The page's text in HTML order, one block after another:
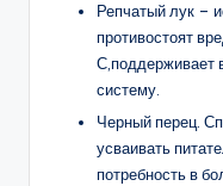
Репчатый лук –
противостоят
С,поддерживает
систему.
Черный перец.
усваивать
потребность в